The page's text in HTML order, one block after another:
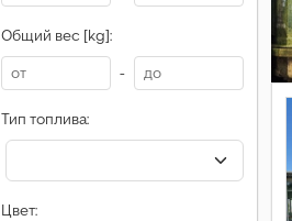
Общий вес [kg]:
-
Тип топлива:
Цвет: